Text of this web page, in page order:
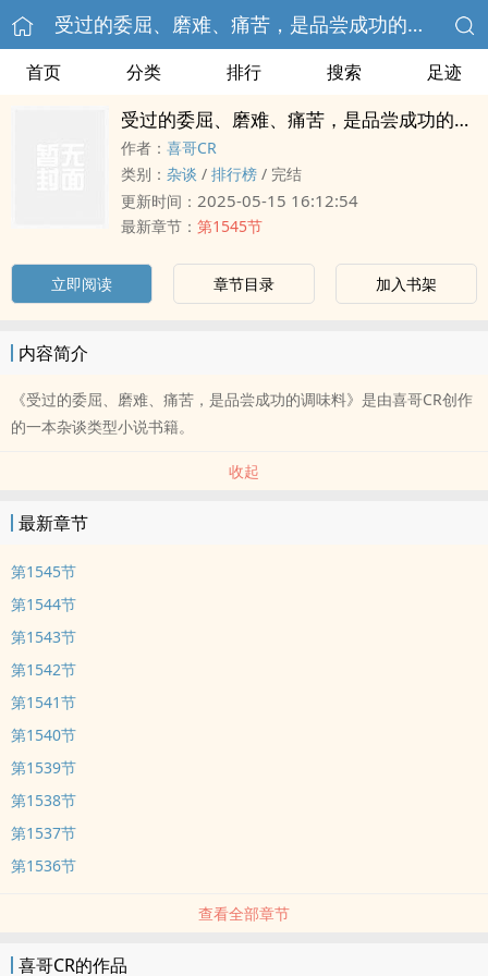
受过的委屈、磨难、痛苦，是品尝成功的调味料
首页 分类 排行 搜索 足迹
受过的委屈、磨难、痛苦，是品尝成功的调味料
作者： 喜哥CR
类别： 杂谈 / 排行榜 / 完结
更新时间： 2025-05-15 16:12:54
最新章节： 第1545节
立即阅读 章节目录 加入书架
内容简介
《受过的委屈、磨难、痛苦，是品尝成功的调味料》是由喜哥CR创作
的一本杂谈类型小说书籍。
收起
最新章节
第1545节
第1544节
第1543节
第1542节
第1541节
第1540节
第1539节
第1538节
第1537节
第1536节
查看全部章节
喜哥CR的作品